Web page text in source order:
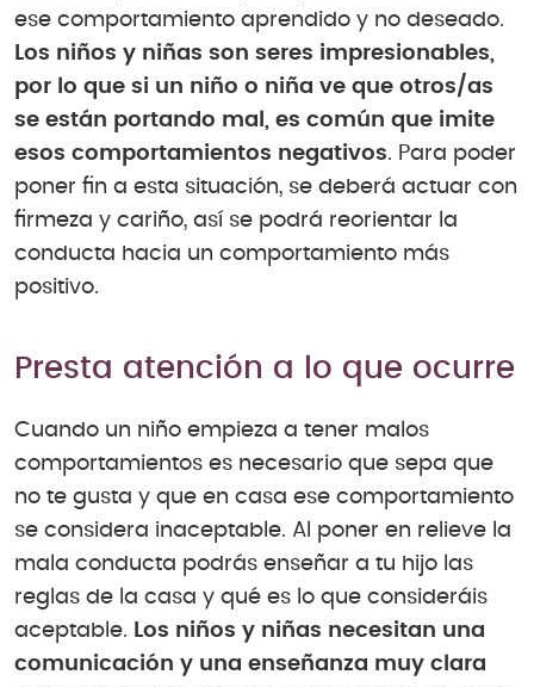
ese comportamiento aprendido y no deseado.
Los niños y niñas son seres impresionables,
por lo que si un niño o niña ve que otros/as
se están portando mal, es común que imite
esos comportamientos negativos. Para poder
poner fin a esta situación, se deberá actuar con
firmeza y cariño, así se podrá reorientar la
conducta hacia un comportamiento más
positivo.
Presta atención a lo que ocurre
Cuando un niño empieza a tener malos
comportamientos es necesario que sepa que
no te gusta y que en casa ese comportamiento
se considera inaceptable. Al poner en relieve la
mala conducta podrás enseñar a tu hijo las
reglas de la casa y qué es lo que consideráis
aceptable. Los niños y niñas necesitan una
comunicación y una enseñanza muy clara